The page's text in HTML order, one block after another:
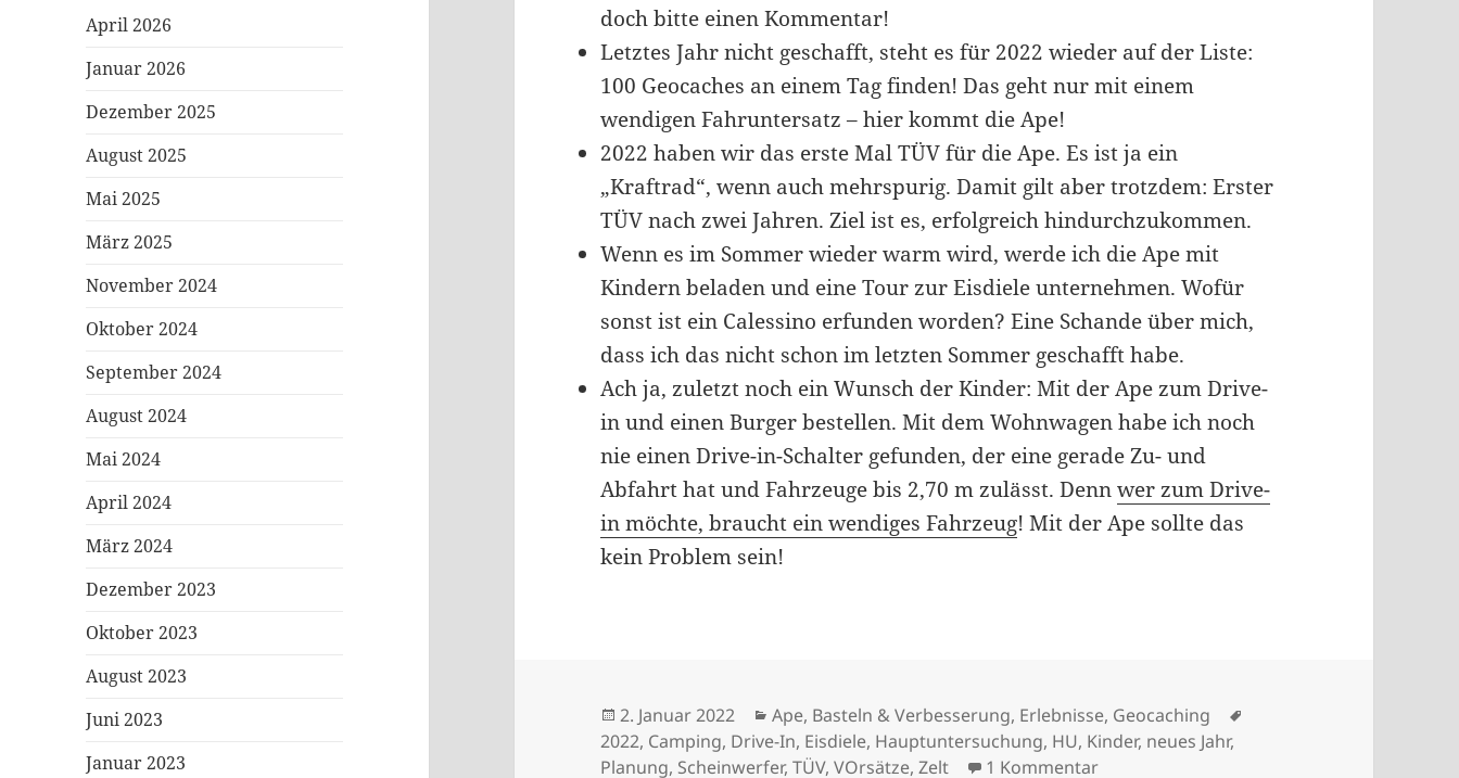
April 2026
Januar 2026
Dezember 2025
August 2025
Mai 2025
März 2025
November 2024
Oktober 2024
September 2024
August 2024
Mai 2024
April 2024
März 2024
Dezember 2023
Oktober 2023
August 2023
Juni 2023
Januar 2023
doch bitte einen Kommentar!
Letztes Jahr nicht geschafft, steht es für 2022 wieder auf der Liste:
100 Geocaches an einem Tag finden! Das geht nur mit einem
wendigen Fahruntersatz – hier kommt die Ape!
2022 haben wir das erste Mal TÜV für die Ape. Es ist ja ein
„Kraftrad“, wenn auch mehrspurig. Damit gilt aber trotzdem: Erster
TÜV nach zwei Jahren. Ziel ist es, erfolgreich hindurchzukommen.
Wenn es im Sommer wieder warm wird, werde ich die Ape mit
Kindern beladen und eine Tour zur Eisdiele unternehmen. Wofür
sonst ist ein Calessino erfunden worden? Eine Schande über mich,
dass ich das nicht schon im letzten Sommer geschafft habe.
Ach ja, zuletzt noch ein Wunsch der Kinder: Mit der Ape zum Drive-
in und einen Burger bestellen. Mit dem Wohnwagen habe ich noch
nie einen Drive-in-Schalter gefunden, der eine gerade Zu- und
Abfahrt hat und Fahrzeuge bis 2,70 m zulässt. Dennwer zum Drive-
in möchte, braucht ein wendiges Fahrzeug! Mit der Ape sollte das
kein Problem sein!
Veröffentlicht
am
2. Januar 2022 Kategorien
Ape, Basteln & Verbesserung, Erlebnisse, Geocaching
2022, Camping, Drive-In, Eisdiele, Hauptuntersuchung, HU, Kinder, neues Jahr,
Planung, Scheinwerfer,TÜV,VOrsätze,Zelt 1 Kommentarzu Vor-Ape-Sätze